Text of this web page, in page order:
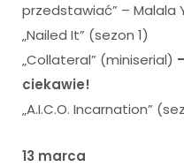
przedstawiać” – Malala
„Nailed It” (sezon 1)
„Collateral” (miniserial)
ciekawie!
„A.I.C.O. Incarnation”
13 marca